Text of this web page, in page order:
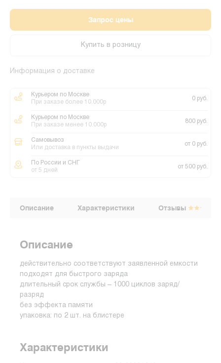
Запрос цены
Купить в розницу
Информация о доставке
Курьером по Москве
При заказе более 10.000р
0 руб.
Курьером по Москве
При заказе менее 10.000р
800 руб.
Самовывоз
Или доставка в пункты выдачи
от 0 руб.
По России и СНГ
от 5 дней
от 500 руб.
Описание Характеристики Отзывы
Описание
действительно соответствуют заявленной емкости
подходят для быстрого заряда
длительный срок службы – 1000 циклов заряд/
разряд
без эффекта памяти
упаковка: по 2 шт. на блистере
Характеристики